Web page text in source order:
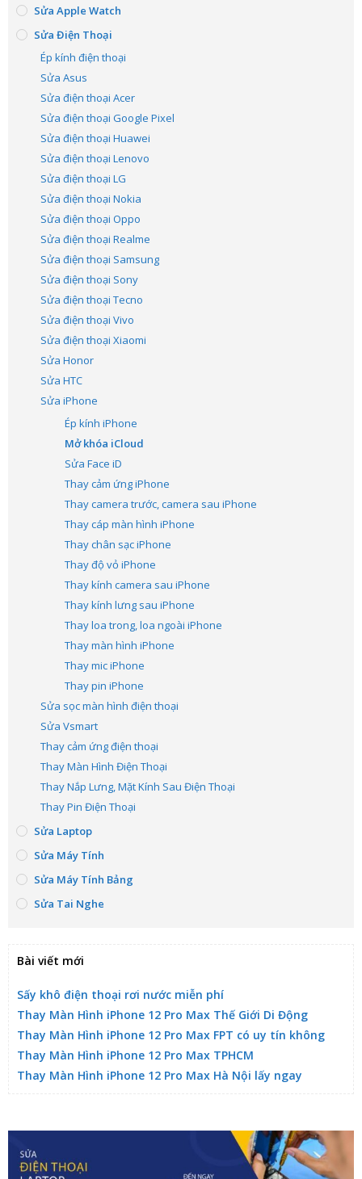
Sửa Apple Watch
Sửa Điện Thoại
Ép kính điện thoại
Sửa Asus
Sửa điện thoại Acer
Sửa điện thoại Google Pixel
Sửa điện thoại Huawei
Sửa điện thoại Lenovo
Sửa điện thoại LG
Sửa điện thoại Nokia
Sửa điện thoại Oppo
Sửa điện thoại Realme
Sửa điện thoại Samsung
Sửa điện thoại Sony
Sửa điện thoại Tecno
Sửa điện thoại Vivo
Sửa điện thoại Xiaomi
Sửa Honor
Sửa HTC
Sửa iPhone
Ép kính iPhone
Mở khóa iCloud
Sửa Face iD
Thay cảm ứng iPhone
Thay camera trước, camera sau iPhone
Thay cáp màn hình iPhone
Thay chân sạc iPhone
Thay độ vỏ iPhone
Thay kính camera sau iPhone
Thay kính lưng sau iPhone
Thay loa trong, loa ngoài iPhone
Thay màn hình iPhone
Thay mic iPhone
Thay pin iPhone
Sửa sọc màn hình điện thoại
Sửa Vsmart
Thay cảm ứng điện thoại
Thay Màn Hình Điện Thoại
Thay Nắp Lưng, Mặt Kính Sau Điện Thoại
Thay Pin Điện Thoại
Sửa Laptop
Sửa Máy Tính
Sửa Máy Tính Bảng
Sửa Tai Nghe
Bài viết mới
Sấy khô điện thoại rơi nước miễn phí
Thay Màn Hình iPhone 12 Pro Max Thế Giới Di Động
Thay Màn Hình iPhone 12 Pro Max FPT có uy tín không
Thay Màn Hình iPhone 12 Pro Max TPHCM
Thay Màn Hình iPhone 12 Pro Max Hà Nội lấy ngay